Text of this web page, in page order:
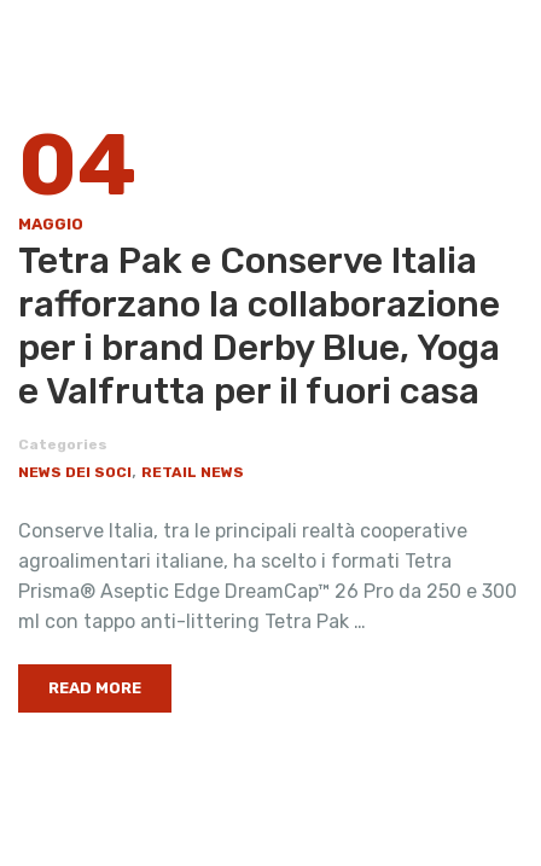
04
MAGGIO
Tetra Pak e Conserve Italia
rafforzano la collaborazione
per i brand Derby Blue, Yoga
e Valfrutta per il fuori casa
Categories
NEWS DEI SOCI, RETAIL NEWS
Conserve Italia, tra le principali realtà cooperative
agroalimentari italiane, ha scelto i formati Tetra
Prisma® Aseptic Edge DreamCap™ 26 Pro da 250 e 300
ml con tappo anti-littering Tetra Pak …
READ MORE